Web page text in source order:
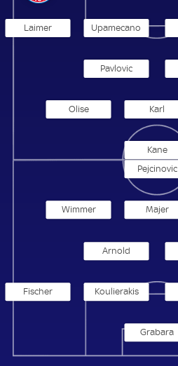
Laimer Upamecano
Pavlovic
Olise Karl
Kane
Grabara
Koulierakis
Fischer
Arnold
Majer
Wimmer
Pejcinovic